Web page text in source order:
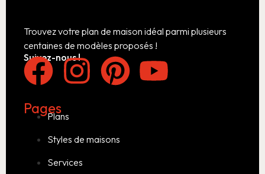
Trouvez votre plan de maison idéal parmi plusieurs
centaines de modèles proposés !
Suivez-nous !
Pages
Plans
Styles de maisons
Services